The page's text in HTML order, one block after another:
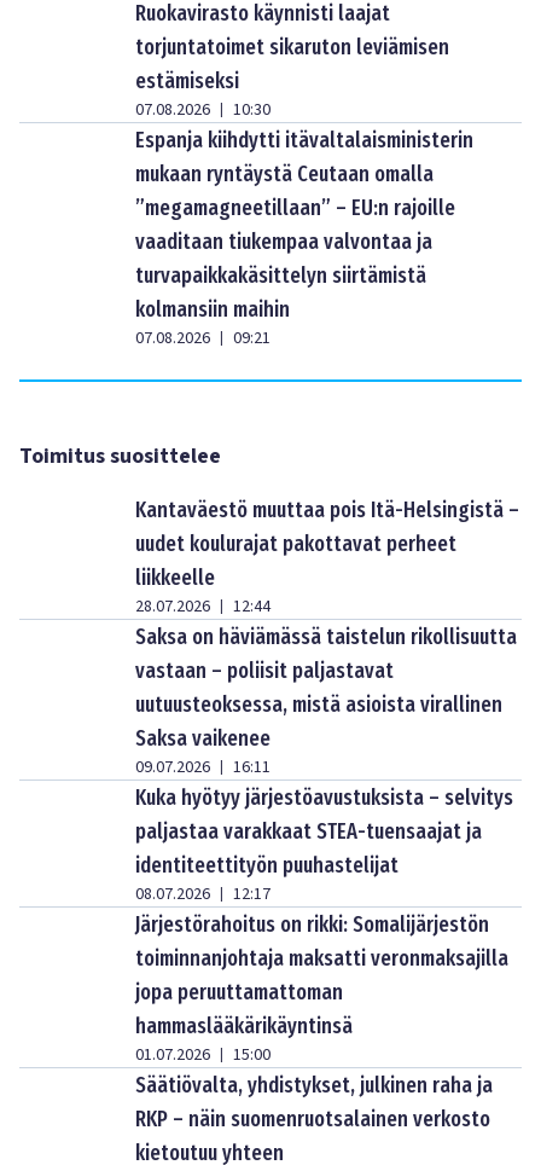
Ruokavirasto käynnisti laajat
torjuntatoimet sikaruton leviämisen
estämiseksi
07.08.2026 | 10:30
Espanja kiihdytti itävaltalaisministerin
mukaan ryntäystä Ceutaan omalla
”megamagneetillaan” – EU:n rajoille
vaaditaan tiukempaa valvontaa ja
turvapaikkakäsittelyn siirtämistä
kolmansiin maihin
07.08.2026 | 09:21
Toimitus suosittelee
Kantaväestö muuttaa pois Itä-Helsingistä –
uudet koulurajat pakottavat perheet
liikkeelle
28.07.2026 | 12:44
Saksa on häviämässä taistelun rikollisuutta
vastaan – poliisit paljastavat
uutuusteoksessa, mistä asioista virallinen
Saksa vaikenee
09.07.2026 | 16:11
Kuka hyötyy järjestöavustuksista – selvitys
paljastaa varakkaat STEA-tuensaajat ja
identiteettityön puuhastelijat
08.07.2026 | 12:17
Järjestörahoitus on rikki: Somalijärjestön
toiminnanjohtaja maksatti veronmaksajilla
jopa peruuttamattoman
hammaslääkärikäyntinsä
01.07.2026 | 15:00
Säätiövalta, yhdistykset, julkinen raha ja
RKP – näin suomenruotsalainen verkosto
kietoutuu yhteen